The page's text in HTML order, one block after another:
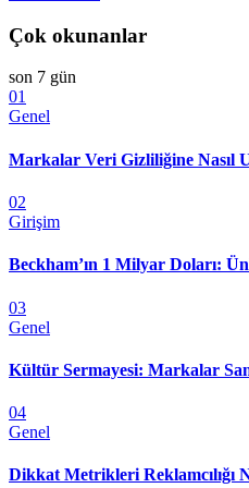
Çok okunanlar
son 7 gün
01
Genel
Markalar Veri Gizliliğine Nasıl
02
Girişim
Beckham’ın 1 Milyar Doları:
03
Genel
Kültür Sermayesi: Markalar
04
Genel
Dikkat Metrikleri Reklamcılığı